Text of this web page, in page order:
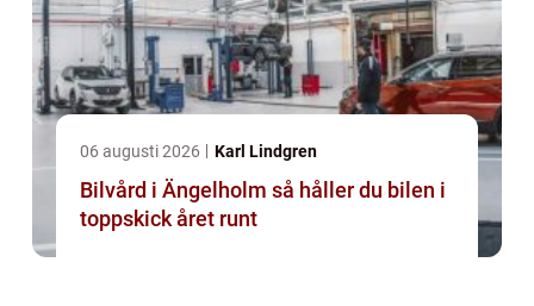
06 augusti 2026 Karl Lindgren
Bilvård i Ängelholm så håller du bilen i
toppskick året runt